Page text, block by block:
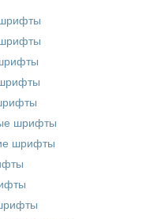
шрифты
шрифты